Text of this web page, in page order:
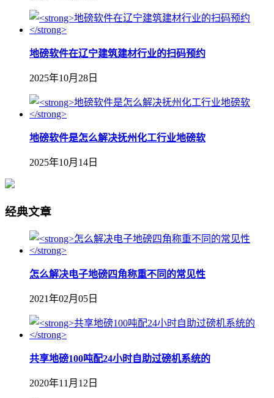
地磅软件在辽宁建筑建材行业的扫码预约
2025年10月28日
地磅软件是怎么解决抚州化工行业地磅软
2025年10月14日
经典文章
怎么解决电子地磅四角称重不同的常见性
2021年02月05日
共享地磅100吨配24小时自助过磅机系统的
2020年11月12日